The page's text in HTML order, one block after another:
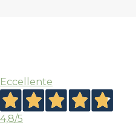
Eccellente
4,8/5